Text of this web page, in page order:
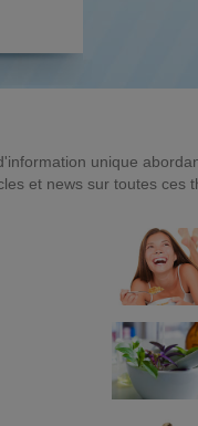
unique
et news sur toutes ces